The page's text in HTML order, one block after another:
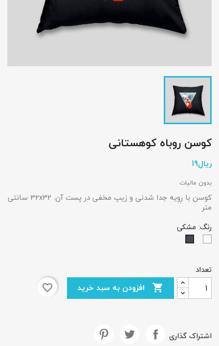
کوسن روباه کوهستانی
بدون مالیات
کوسن با رویه جدا شدنی و زیپ مخفی در پست آن. 32x32 سانتی
متر
رنگ: مشکی
سفید مشکی
تعداد

favorite_border
اشتراک گذاری
ایجاد لیست علاقمندی‌ها
نام لیست علاقمندی‌ها